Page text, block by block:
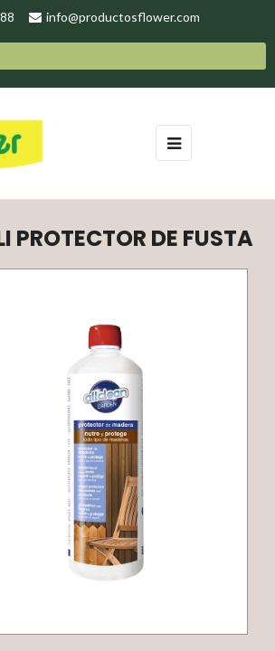
info@productosflower.com
Toggle
navigation
☰
PROTECTOR DE FUSTA